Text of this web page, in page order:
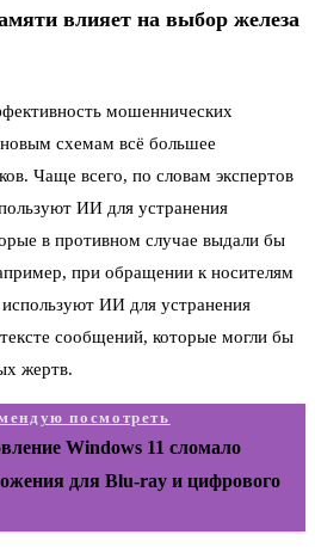
влияет на выбор железа
мошеннических
схемам всё большее
Чаще всего, по словам экспертов
ИИ для устранения
в противном случае выдали бы
при обращении к носителям
ИИ для устранения
сообщений, которые могли бы
жертв.
посмотреть
Windows 11 сломало
для Blu-ray и цифрового